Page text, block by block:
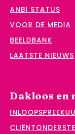
ANBI STATUS
VOOR DE MEDIA
BEELDBANK
LAATSTE NIEUWS
Dakloos en